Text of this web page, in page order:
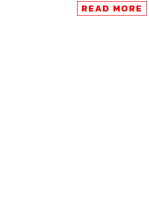
5 เทรนด์การใช้ชีวิตในอน
READ MORE